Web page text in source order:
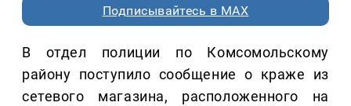
Подписывайтесь в MAX
В отдел полиции по Комсомольскому
району поступило сообщение о краже из
сетевого магазина, расположенного на